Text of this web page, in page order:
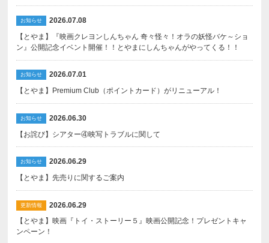
お知らせ
2026.07.08
【とやま】『映画クレヨンしんちゃん 奇々怪々！オラの妖怪バケ～ショ
ン』公開記念イベント開催！！とやまにしんちゃんがやってくる！！
お知らせ
2026.07.01
【とやま】Premium Club（ポイントカード）がリニューアル！
お知らせ
2026.06.30
【お詫び】シアター④映写トラブルに関して
お知らせ
2026.06.29
【とやま】先売りに関するご案内
更新情報
2026.06.29
【とやま】映画『トイ・ストーリー５』映画公開記念！プレゼントキャ
ンペーン！